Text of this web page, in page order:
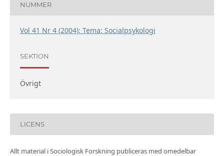
NUMMER
Vol 41 Nr 4 (2004): Tema: Socialpsykologi
SEKTION
Övrigt
LICENS
Allt material i Sociologisk Forskning publiceras med omedelbar